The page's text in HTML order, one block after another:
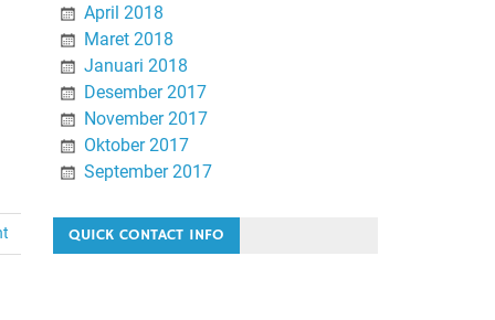
April 2018
Maret 2018
Januari 2018
Desember 2017
November 2017
Oktober 2017
September 2017
QUICK CONTACT INFO